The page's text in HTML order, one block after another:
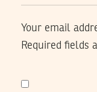
Your email
Required fields